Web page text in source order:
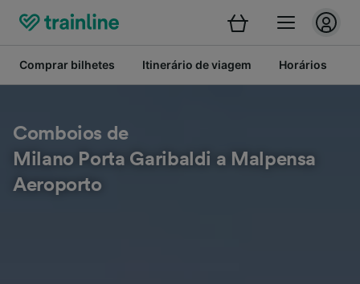
Comprar bilhetes Itinerário de viagem Horários
Comboios de
Milano Porta Garibaldi a Malpensa
Aeroporto